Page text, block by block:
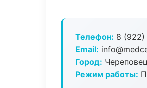
Телефон: 8
Email:
Город:
Режим работы: